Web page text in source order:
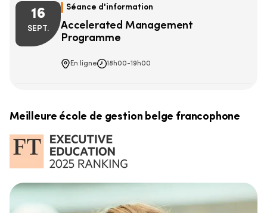
16
SEPT.
Séance d'information
Accelerated Management
Programme
En ligne 18h00-19h00
Meilleure école de gestion belge francophone